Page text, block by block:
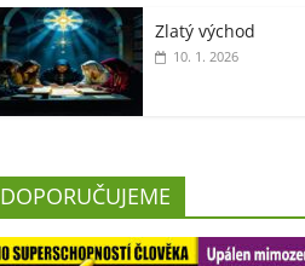
Zlatý východ
10. 1. 2026
DOPORUČUJEME